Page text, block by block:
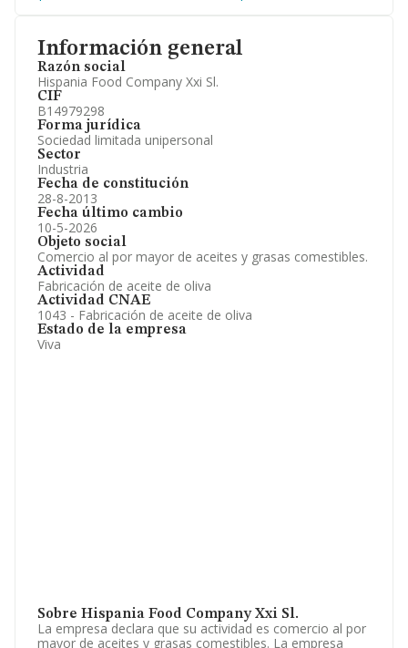
Información general
Razón social
Hispania Food Company Xxi Sl.
CIF
B14979298
Forma jurídica
Sociedad limitada unipersonal
Sector
Industria
Fecha de constitución
28-8-2013
Fecha último cambio
10-5-2026
Objeto social
Comercio al por mayor de aceites y grasas comestibles.
Actividad
Fabricación de aceite de oliva
Actividad CNAE
1043 - Fabricación de aceite de oliva
Estado de la empresa
Viva
Sobre Hispania Food Company Xxi Sl.
La empresa declara que su actividad es comercio al por
mayor de aceites y grasas comestibles. La empresa